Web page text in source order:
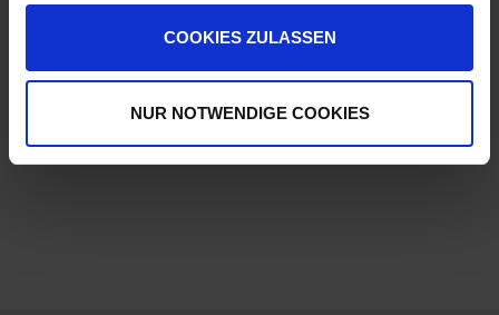
COOKIES ZULASSEN
NUR NOTWENDIGE COOKIES
Ulmer Straße 128